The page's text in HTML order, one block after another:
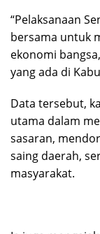
“Pelaksanaan
bersama untuk
ekonomi
yang ada di
Data tersebut,
utama dalam
sasaran,
saing daerah,
masyarakat.